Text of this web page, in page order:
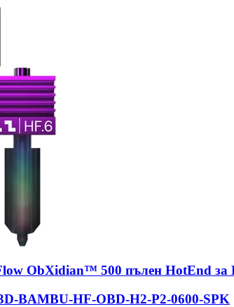
ObXidian™ 500 пълен HotEnd за
BAMBU-HF-OBD-H2-P2-0600-SPK